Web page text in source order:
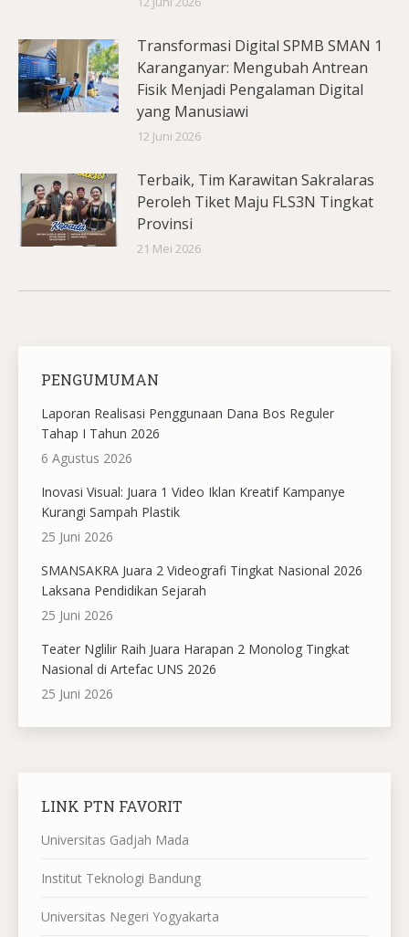
Transformasi Digital SPMB SMAN 1
Karanganyar: Mengubah Antrean
Fisik Menjadi Pengalaman Digital
yang Manusiawi
12 Juni 2026
Terbaik, Tim Karawitan Sakralaras
Peroleh Tiket Maju FLS3N Tingkat
Provinsi
21 Mei 2026
PENGUMUMAN
Laporan Realisasi Penggunaan Dana Bos Reguler
Tahap I Tahun 2026
6 Agustus 2026
Inovasi Visual: Juara 1 Video Iklan Kreatif Kampanye
Kurangi Sampah Plastik
25 Juni 2026
SMANSAKRA Juara 2 Videografi Tingkat Nasional 2026
Laksana Pendidikan Sejarah
25 Juni 2026
Teater Nglilir Raih Juara Harapan 2 Monolog Tingkat
Nasional di Artefac UNS 2026
25 Juni 2026
LINK PTN FAVORIT
Universitas Gadjah Mada
Institut Teknologi Bandung
Universitas Negeri Yogyakarta